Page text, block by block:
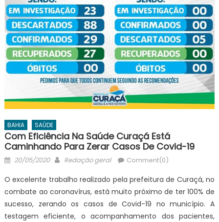
BAHIA SAÚDE
Com Eficiência Na Saúde Curaçá Está
Caminhando Para Zerar Casos De Covid-19
Posted
20/05/2020 Author
Redação geral Comment(0)
O excelente trabalho realizado pela prefeitura de Curaçá, no
combate ao coronavírus, está muito próximo de ter 100% de
sucesso, zerando os casos de Covid-19 no município. A
testagem eficiente, o acompanhamento dos pacientes,